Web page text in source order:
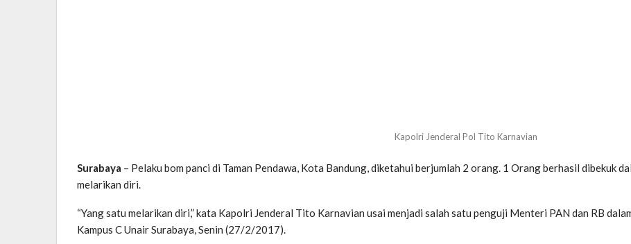
Kapolri Jenderal Pol Tito Karnavian
Surabaya – Pelaku bom panci di Taman Pendawa, Kota Bandung, diketahui berjumlah 2 orang. 1 Orang berhasil dibekuk
melarikan diri.
“Yang satu melarikan diri,” kata Kapolri Jenderal Tito Karnavian usai menjadi salah satu penguji Menteri PAN dan RB
Kampus C Unair Surabaya, Senin (27/2/2017).